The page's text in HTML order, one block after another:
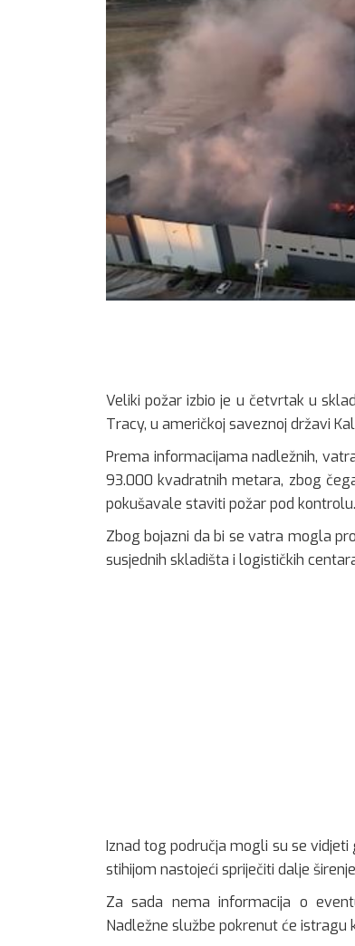
Veliki požar izbio je u četvrtak u
Tracy, u američkoj saveznoj državi
Prema informacijama nadležnih,
93.000 kvadratnih metara, zbog
pokušavale staviti požar pod kontrolu.
Zbog bojazni da bi se vatra mogla
susjednih skladišta i logističkih
Iznad tog područja mogli su se
stihijom nastojeći spriječiti dalje
Za sada nema informacija o
Nadležne službe pokrenut će istragu